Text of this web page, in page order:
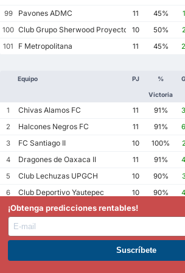
99
Pavones ADMC 11 45%
100 Club Grupo Sherwood Proyecto Mexico Soccer
10 50%
101
F Metropolitana 11 45%
Equipo PJ %
Victoria
1 Chivas Alamos FC 11 91%
2
Halcones Negros FC 11 91%
3
FC Santiago II 10 100%
4
Dragones de Oaxaca II 11 91%
5
Club Lechuzas UPGCH 10 90%
6
Club Deportivo Yautepec 10 90%
7
Racing Veracruz III 9
Tapatios Soccer FC
9
FC Delfines UGM 10 90%
10
ÚNETE A PREMIUM. GANA
¡Obtenga predicciones rentables!